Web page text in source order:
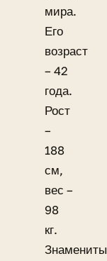
мира.
Его
возраст
– 42
года.
Рост
–
188
см,
вес –
98
кг.